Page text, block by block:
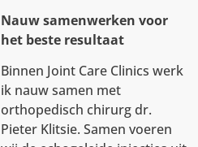
Nauw samenwerken voor
het beste resultaat
Binnen Joint Care Clinics werk
ik nauw samen met
orthopedisch chirurg dr.
Pieter Klitsie. Samen voeren